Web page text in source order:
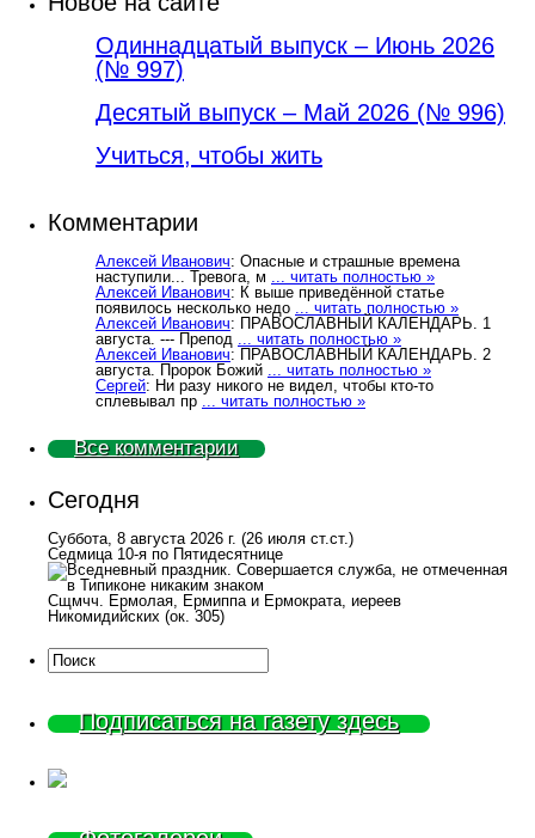
Одиннадцатый выпуск – Июнь 2026
(№ 997)
Деcятый выпуск – Май 2026 (№ 996)
Учиться, чтобы жить
Комментарии
Алексей Иванович: Опасные и страшные времена
наступили... Тревога, м
... читать полностью »
Алексей Иванович: К выше приведённой статье
появилось несколько недо
... читать полностью »
Алексей Иванович: ПРАВОСЛАВНЫЙ КАЛЕНДАРЬ. 1
августа. --- Препод
... читать полностью »
Алексей Иванович: ПРАВОСЛАВНЫЙ КАЛЕНДАРЬ. 2
августа. Пророк Божий
... читать полностью »
Сергей: Ни разу никого не видел, чтобы кто-то
сплевывал пр ... читать полностью »
Все комментарии
Сегодня
Суббота, 8 августа 2026 г. (26 июля ст.ст.)
Седмица 10-я по Пятидесятнице
Сщмчч. Ермолая, Ермиппа и Ермократа, иереев
Никомидийских (ок. 305)
Подписаться на газету здесь